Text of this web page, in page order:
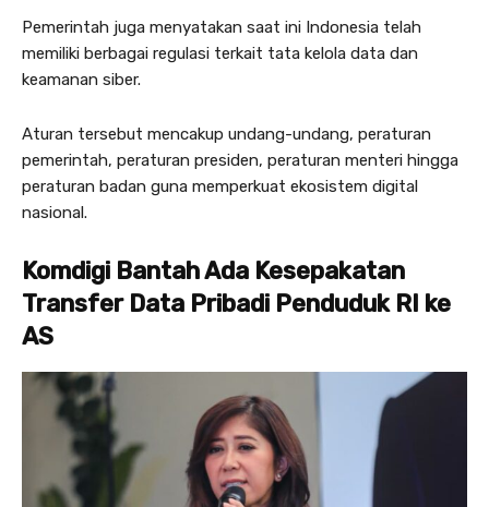
Pemerintah juga menyatakan saat ini Indonesia telah
memiliki berbagai regulasi terkait tata kelola data dan
keamanan siber.
Aturan tersebut mencakup undang-undang, peraturan
pemerintah, peraturan presiden, peraturan menteri hingga
peraturan badan guna memperkuat ekosistem digital
nasional.
Komdigi Bantah Ada Kesepakatan
Transfer Data Pribadi Penduduk RI ke
AS